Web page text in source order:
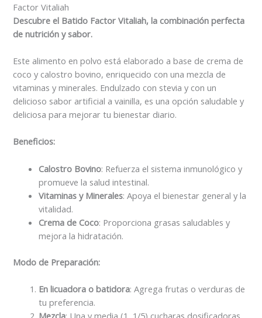
Factor Vitaliah
Descubre el Batido Factor Vitaliah, la combinación perfecta
de nutrición y sabor.
Este alimento en polvo está elaborado a base de crema de
coco y calostro bovino, enriquecido con una mezcla de
vitaminas y minerales. Endulzado con stevia y con un
delicioso sabor artificial a vainilla, es una opción saludable y
deliciosa para mejorar tu bienestar diario.
Beneficios:
Calostro Bovino: Refuerza el sistema inmunológico y
promueve la salud intestinal.
Vitaminas y Minerales: Apoya el bienestar general y la
vitalidad.
Crema de Coco: Proporciona grasas saludables y
mejora la hidratación.
Modo de Preparación:
En licuadora o batidora: Agrega frutas o verduras de
tu preferencia.
Mezcla: Una y media (1, 1/5) cucharas dosificadoras